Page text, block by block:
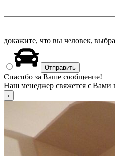
докажите, что вы человек,
Спасибо за Ваше сообщение!
Наш менеджер свяжется с Вами